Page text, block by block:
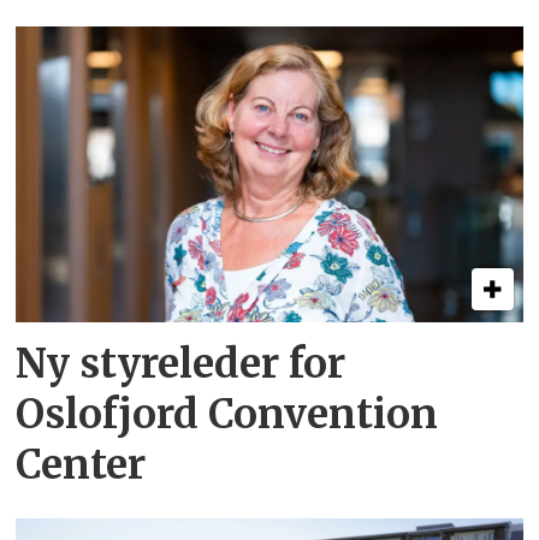
Ny styreleder for
Oslofjord Convention
Center